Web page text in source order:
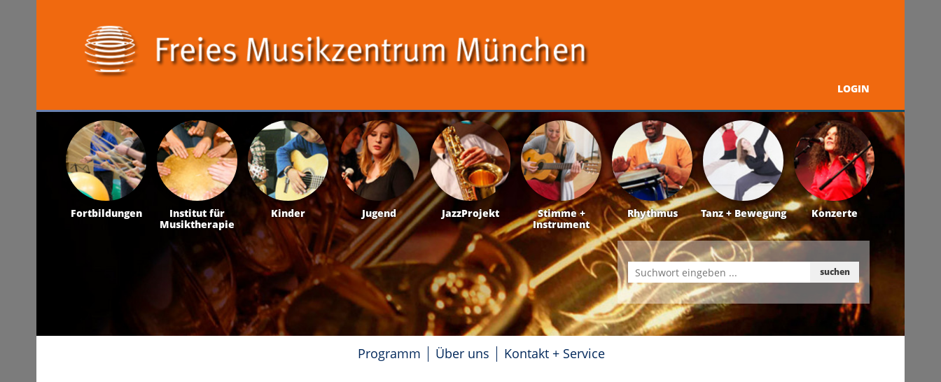
LOGIN
Programm Über uns Kontakt + Service
Fortbildungen
Institut für
Musiktherapie
Kinder Jugend JazzProjekt
Stimme +
Instrument
Rhythmus Tanz + Bewegung Konzerte
suchen
Programm Über uns Kontakt + Service